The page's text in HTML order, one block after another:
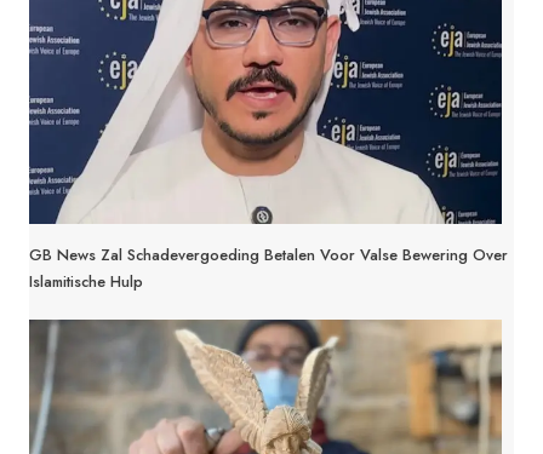
GB News Zal Schadevergoeding Betalen Voor Valse Bewering Over
Islamitische Hulp